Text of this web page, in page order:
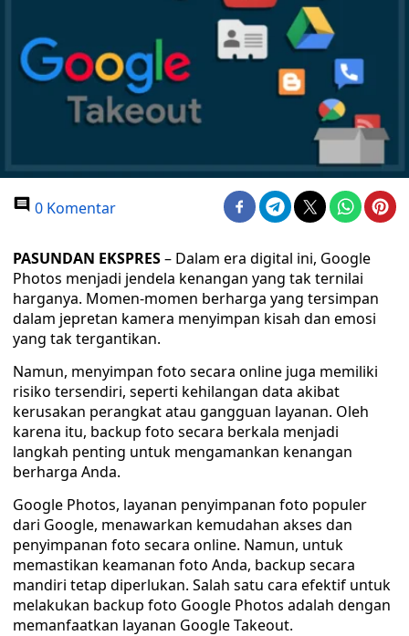
0 Komentar
PASUNDAN EKSPRES– Dalam era digital ini, Google
Photos menjadi jendela kenangan yang tak ternilai
harganya. Momen-momen berharga yang tersimpan
dalam jepretan kamera menyimpan kisah dan emosi
yang tak tergantikan.
Namun, menyimpan foto secara online juga memiliki
risiko tersendiri, seperti kehilangan data akibat
kerusakan perangkat atau gangguan layanan. Oleh
karena itu, backup foto secara berkala menjadi
langkah penting untuk mengamankan kenangan
berharga Anda.
Google Photos, layanan penyimpanan foto populer
dari Google, menawarkan kemudahan akses dan
penyimpanan foto secara online. Namun, untuk
memastikan keamanan foto Anda, backup secara
mandiri tetap diperlukan. Salah satu cara efektif untuk
melakukan backup foto Google Photos adalah dengan
memanfaatkan layanan Google Takeout.